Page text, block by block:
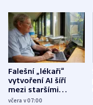
Falešní „lékaři“
vytvoření AI šíří
mezi staršími
Poláky nebezpečné
včera v 07:00